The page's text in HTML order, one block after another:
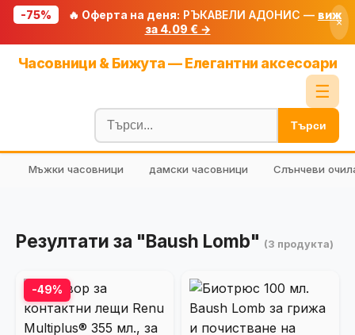
-75% 🔥 Оферта на деня: РЪКАВЕЛИ АДОНИС — виж
за 4.09 € →
×
Часовници & Бижута — Елегантни аксесоари
☰
Блог
🧮 Калкулатори
🔍 Намери продукт
Търси
Мъжки часовници дамски часовници Слънчеви
Резултати за "Baush Lomb" (3 продукта)
-49%